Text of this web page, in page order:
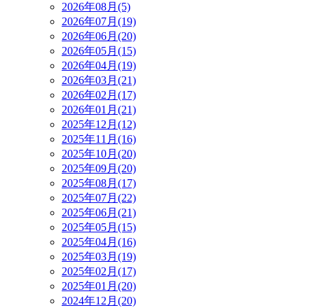
2026年08月(5)
2026年07月(19)
2026年06月(20)
2026年05月(15)
2026年04月(19)
2026年03月(21)
2026年02月(17)
2026年01月(21)
2025年12月(12)
2025年11月(16)
2025年10月(20)
2025年09月(20)
2025年08月(17)
2025年07月(22)
2025年06月(21)
2025年05月(15)
2025年04月(16)
2025年03月(19)
2025年02月(17)
2025年01月(20)
2024年12月(20)